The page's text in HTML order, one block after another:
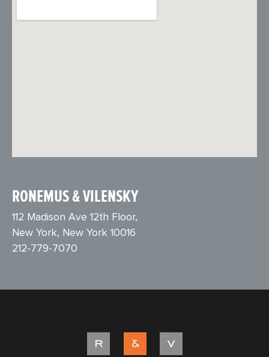
RONEMUS & VILENSKY
112 Madison Ave 12th Floor,
New York, New York 10016
212-779-7070